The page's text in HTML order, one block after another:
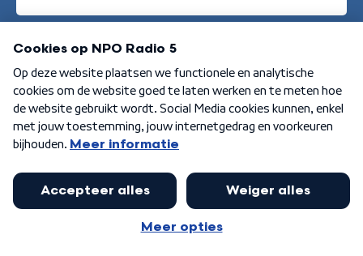
Aanmelden
Algemene voorwaarden